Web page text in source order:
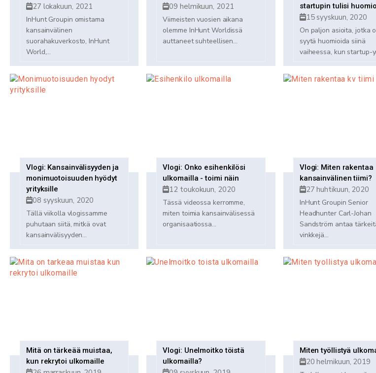
27 lokakuun, 2021
InHunt Groupin omistama
kansainvälinen
suorahakuverkosto, InHunt
World,...
09 helmikuun, 2021
Viimeisten vuosien aikana
olemme InHunt Worldissä
auttaneet suhteellisen...
startupin tulisi
15 syyskuun, 2020
On paljon asioita, jotka
syytä huomioida siinä
vaiheessa, kun startup-
Vlogi: Kansainvälisyyden ja
monimuotoisuuden hyödyt
yrityksille
08 syyskuun, 2020
Tällä viikolla vlogissamme
puhutaan siitä, mitkä ovat
kansainvälisyyden...
Vlogi: Onko esihenkilösi
ulkomailla - toimi näin
12 toukokuun, 2020
Tässä videossa kerromme,
miten toimia kansainvälisessä
organisaatiossa...
Vlogi: Miten rakentaa
kansainvälinen tiimi?
27 huhtikuun, 2020
InHunt Groupin Senior
Headhunter Carl-Johan
Sandström antaa
vinkkejä...
Mitä on tärkeää muistaa,
kun rekrytoi ulkomaille
Vlogi: Unelmoitko töistä
ulkomailla?
Miten työllistyä
20 helmikuun, 2019